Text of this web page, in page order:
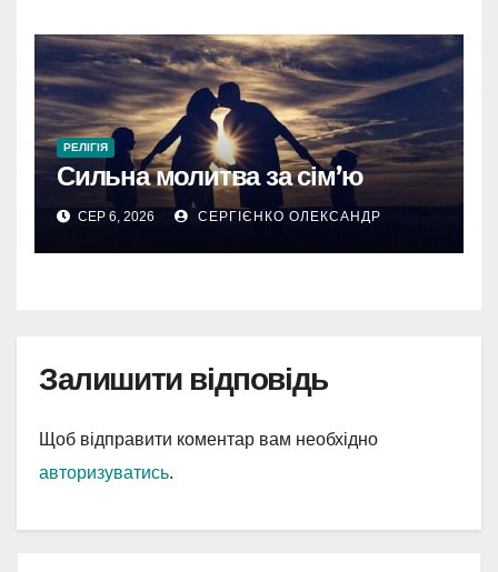
РЕЛІГІЯ
Сильна молитва за сім’ю
СЕР 6, 2026 СЕРГІЄНКО ОЛЕКСАНДР
Залишити відповідь
Щоб відправити коментар вам необхідно
авторизуватись.